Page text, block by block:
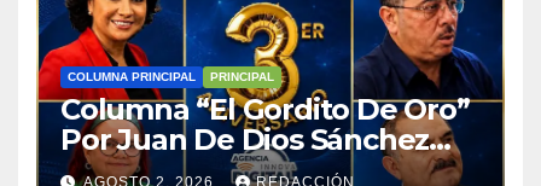
COLUMNA PRINCIPAL PRINCIPAL
Columna “El Gordito De Oro”
Por Juan De Dios Sánchez
Abreu
AGOSTO 2, 2026 REDACCIÓN